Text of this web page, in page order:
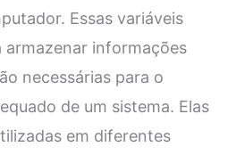
Essas variáveis
armazenar informações
necessárias para o
de um sistema. Elas
em diferentes